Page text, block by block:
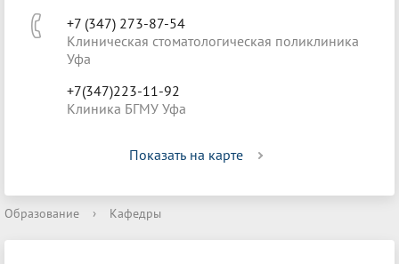
+7 (347) 273-87-54
Клиническая стоматологическая поликлиника
Уфа
+7(347)223-11-92
Клиника БГМУ Уфа
Показать на карте
Образование › Кафедры